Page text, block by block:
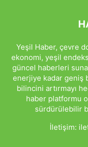
Yeşil Haber, çevre
ekonomi, yeşil
güncel haberleri
enerjiye kadar geniş
bilincini artırmayı
haber platformu
sürdürülebilir
İletişim: